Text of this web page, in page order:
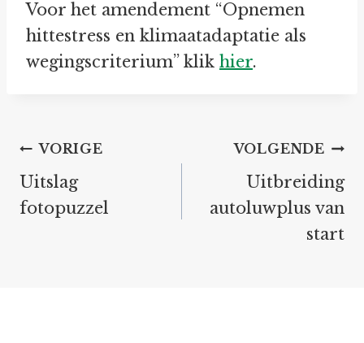
Voor het amendement “Opnemen
hittestress en klimaatadaptatie als
wegingscriterium” klik hier.
Bericht
navigatie
VORIGE
Uitslag
fotopuzzel
VOLGENDE
Uitbreiding
autoluwplus van
start